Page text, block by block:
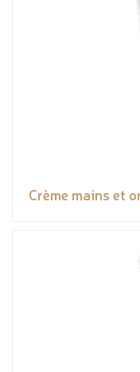
Crème mains et